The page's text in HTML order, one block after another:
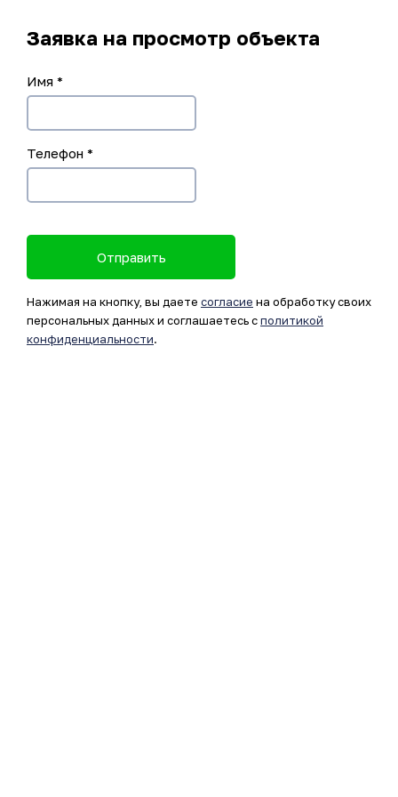
Заявка на просмотр объекта
Имя *
Телефон *
Отправить
Нажимая на кнопку, вы даете согласие на обработку своих
персональных данных и соглашаетесь сполитикой
конфиденциальности.